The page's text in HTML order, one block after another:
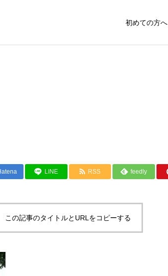
初めての方へ
LINE RSS feedly
この記事のタイトルとURLをコピーする